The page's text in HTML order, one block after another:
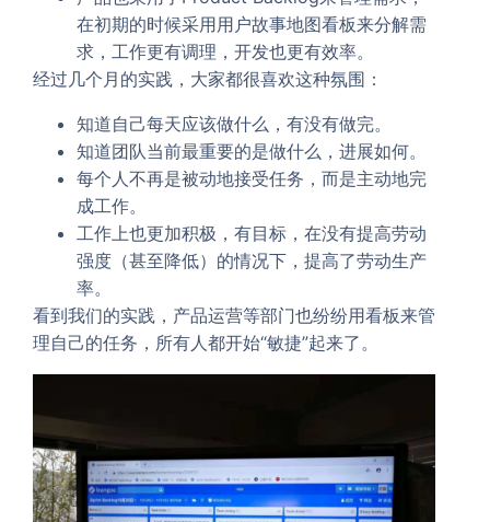
在初期的时候采用用户故事地图看板来分解需
求，工作更有调理，开发也更有效率。
经过几个月的实践，大家都很喜欢这种氛围：
知道自己每天应该做什么，有没有做完。
知道团队当前最重要的是做什么，进展如何。
每个人不再是被动地接受任务，而是主动地完
成工作。
工作上也更加积极，有目标，在没有提高劳动
强度（甚至降低）的情况下，提高了劳动生产
率。
看到我们的实践，产品运营等部门也纷纷用看板来管
理自己的任务，所有人都开始“敏捷”起来了。